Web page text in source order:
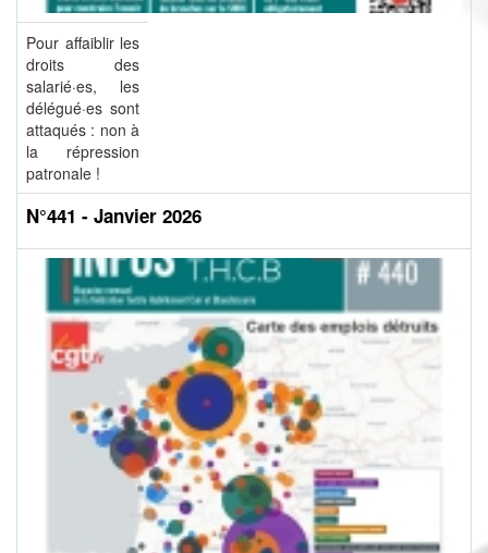
Pour affaiblir les
droits des
salarié·es, les
délégué·es sont
attaqués : non à
la répression
patronale !
N°441 - Janvier 2026